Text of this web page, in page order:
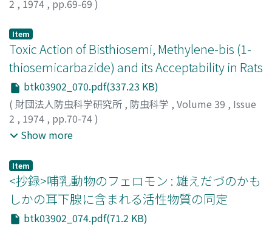
2 , 1974 , pp.69-69 )
Item
Toxic Action of Bisthiosemi, Methylene-bis (1-
thiosemicarbazide) and its Acceptability in Rats
btk03902_070.pdf(337.23 KB)
( 財団法人防虫科学研究所 , 防虫科学 , Volume 39 , Issue
2 , 1974 , pp.70-74)
KUSANO, Tyuzi
本, 凞
ジ;ヤマモト, ヒロシ
Show more
Item
<抄録>哺乳動物のフェロモン : 雄えだづのかも
しかの耳下腺に含まれる活性物質の同定
btk03902_074.pdf(71.2 KB)